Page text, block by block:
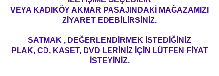
VEYA KADIKÖY AKMAR PASAJINDAKİ MAĞAZAMIZI
ZİYARET EDEBİLİRSİNİZ.
SATMAK , DEĞERLENDİRMEK İSTEDİĞİNİZ
PLAK, CD, KASET, DVD LERİNİZ İÇİN LÜTFEN FİYAT
İSTEYİNİZ.